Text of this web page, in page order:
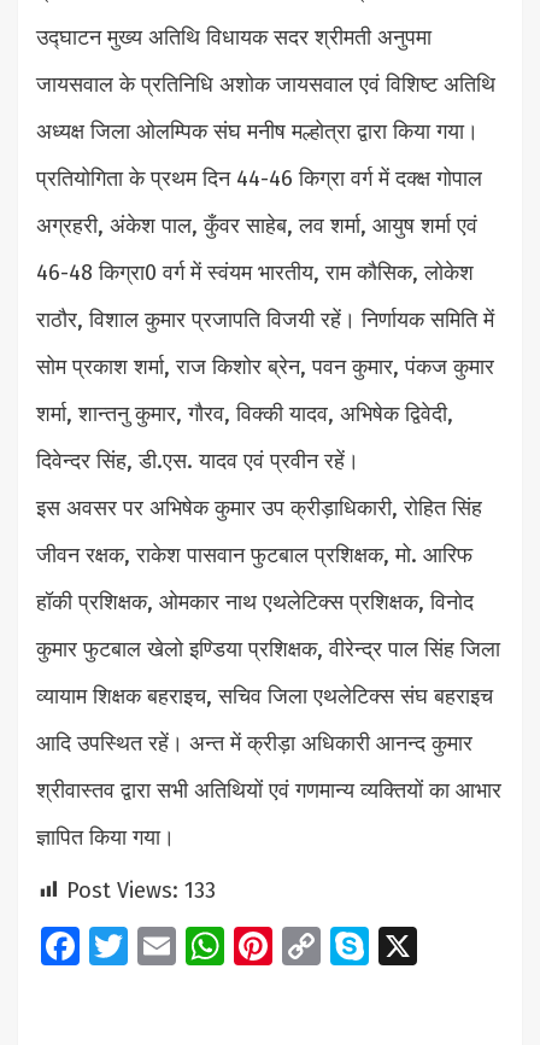
उद्घाटन मुख्य अतिथि विधायक सदर श्रीमती अनुपमा
जायसवाल के प्रतिनिधि अशोक जायसवाल एवं विशिष्ट अतिथि
अध्यक्ष जिला ओलम्पिक संघ मनीष मल्होत्रा द्वारा किया गया।
प्रतियोगिता के प्रथम दिन 44-46 किग्रा वर्ग में दक्क्ष गोपाल
अग्रहरी, अंकेश पाल, कुँवर साहेब, लव शर्मा, आयुष शर्मा एवं
46-48 किग्रा0 वर्ग में स्वंयम भारतीय, राम कौसिक, लोकेश
राठौर, विशाल कुमार प्रजापति विजयी रहें। निर्णायक समिति में
सोम प्रकाश शर्मा, राज किशोर ब्रेन, पवन कुमार, पंकज कुमार
शर्मा, शान्तनु कुमार, गौरव, विक्की यादव, अभिषेक द्विवेदी,
दिवेन्दर सिंह, डी.एस. यादव एवं प्रवीन रहें।
इस अवसर पर अभिषेक कुमार उप क्रीड़ाधिकारी, रोहित सिंह
जीवन रक्षक, राकेश पासवान फुटबाल प्रशिक्षक, मो. आरिफ
हॉकी प्रशिक्षक, ओमकार नाथ एथलेटिक्स प्रशिक्षक, विनोद
कुमार फुटबाल खेलो इण्डिया प्रशिक्षक, वीरेन्द्र पाल सिंह जिला
व्यायाम शिक्षक बहराइच, सचिव जिला एथलेटिक्स संघ बहराइच
आदि उपस्थित रहें। अन्त में क्रीड़ा अधिकारी आनन्द कुमार
श्रीवास्तव द्वारा सभी अतिथियों एवं गणमान्य व्यक्तियों का आभार
ज्ञापित किया गया।
Post Views: 133
Facebook
Twitter
EmailWhatsApp
Pinterest
CopySkype